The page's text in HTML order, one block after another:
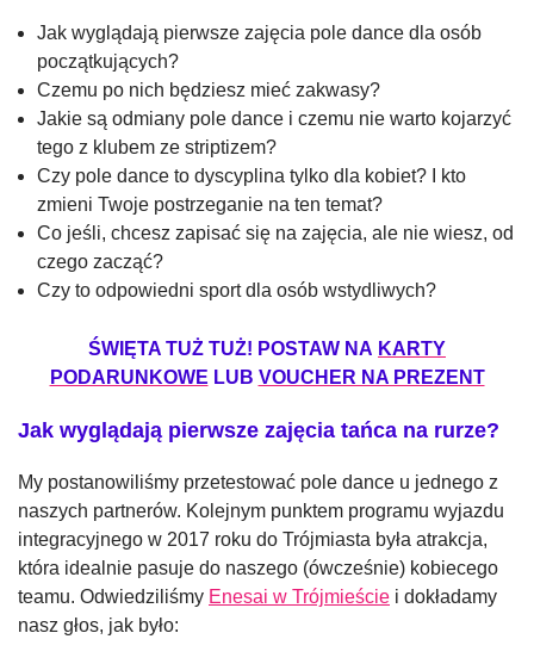
Jak wyglądają pierwsze zajęcia pole dance dla osób
początkujących?
Czemu po nich będziesz mieć zakwasy?
Jakie są odmiany pole dance i czemu nie warto kojarzyć
tego z klubem ze striptizem?
Czy pole dance to dyscyplina tylko dla kobiet? I kto
zmieni Twoje postrzeganie na ten temat?
Co jeśli, chcesz zapisać się na zajęcia, ale nie wiesz, od
czego zacząć?
Czy to odpowiedni sport dla osób wstydliwych?
ŚWIĘTA TUŻ TUŻ! POSTAW NA KARTY
PODARUNKOWE LUB VOUCHER NA PREZENT
Jak wyglądają pierwsze zajęcia tańca na rurze?
My postanowiliśmy przetestować pole dance u jednego z
naszych partnerów. Kolejnym punktem programu wyjazdu
integracyjnego w 2017 roku do Trójmiasta była atrakcja,
która idealnie pasuje do naszego (ówcześnie) kobiecego
teamu. Odwiedziliśmy Enesai w Trójmieście i dokładamy
nasz głos, jak było: